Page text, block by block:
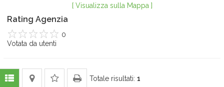
[ Visualizza sulla Mappa ]
Rating Agenzia
5
4
3
2
1
0
Votata da utenti
Totale risultati: 1